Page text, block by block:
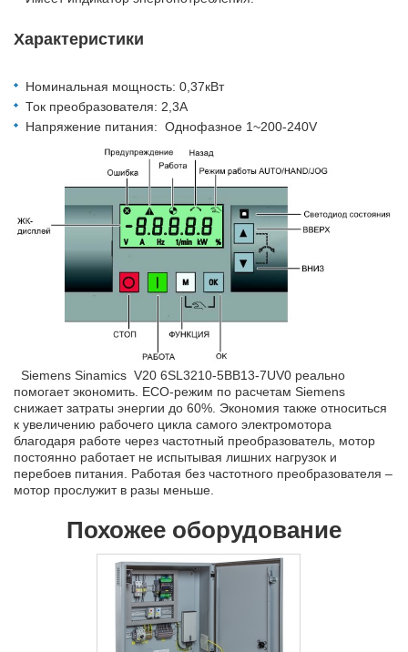
Характеристики
Номинальная мощность: 0,37кВт
Ток преобразователя: 2,3А
Напряжение питания: Однофазное 1~200-240V
Siemens Sinamics V20 6SL3210-5BB13-7UV0 реально
помогает экономить. ECO-режим по расчетам Siemens
снижает затраты энергии до 60%. Экономия также относиться
к увеличению рабочего цикла самого электромотора
благодаря работе через частотный преобразователь, мотор
постоянно работает не испытывая лишних нагрузок и
перебоев питания. Работая без частотного преобразователя –
мотор прослужит в разы меньше.
Похожее оборудование